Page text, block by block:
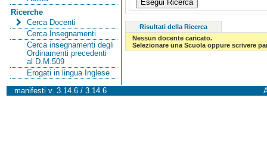
Ricerche
Cerca Docenti
Cerca Insegnamenti
Cerca insegnamenti degli
Ordinamenti precedenti
al D.M.509
Erogati in lingua Inglese
Risultati della Ricerca
Nessun docente caricato.
Selezionare una Scuola oppure scrivere
manifesti v. 3.14.6 / 3.14.6